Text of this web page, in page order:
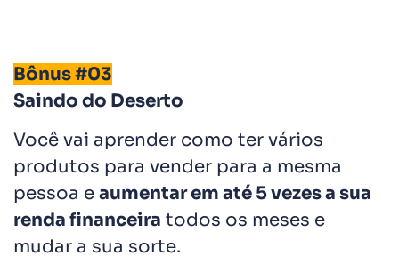
Bônus #03
Saindo do Deserto
Você vai aprender como ter vários
produtos para vender para a mesma
pessoa e aumentar em até 5 vezes a sua
renda financeira todos os meses e
mudar a sua sorte.